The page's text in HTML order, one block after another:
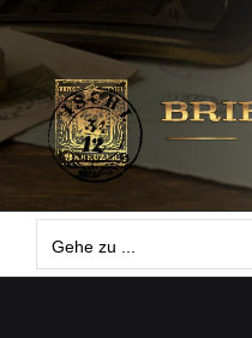
Zum
Inhalt
springen
Gehe zu ...
Gehe zu ...